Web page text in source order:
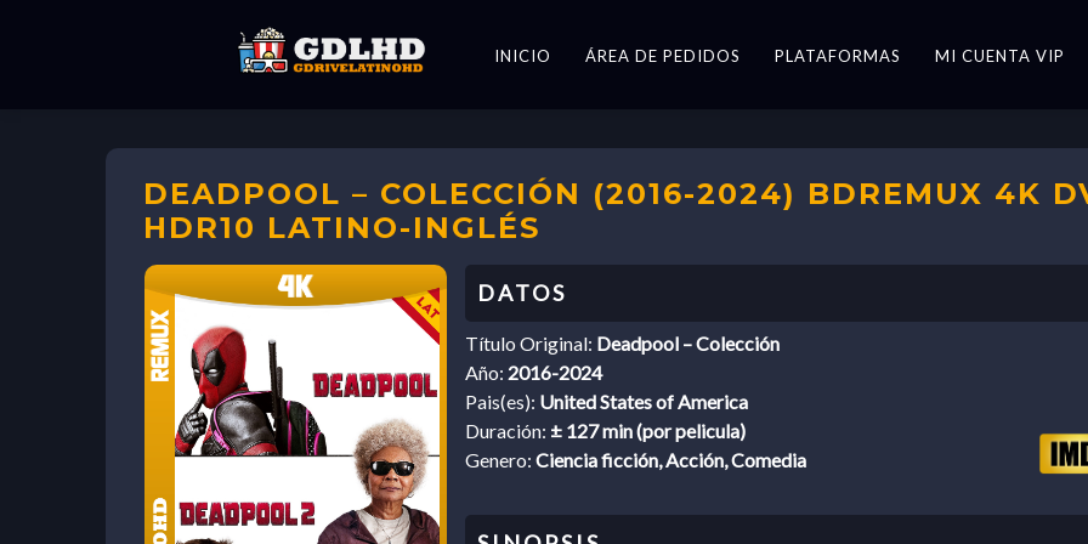
INICIO ÁREA DE PEDIDOS PLATAFORMAS MI CUENTA VIP
DEADPOOL – COLECCIÓN (2016-2024) BDREMUX 4K
HDR10 LATINO-INGLÉS
Título Original: Deadpool – Colección
Año: 2016-2024
Pais(es): United States of America
Duración: ± 127 min (por pelicula)
Genero: Ciencia ficción, Acción, Comedia